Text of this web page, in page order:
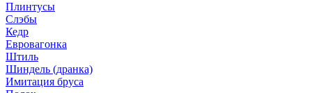
Плинтусы
Слэбы
Кедр
Евровагонка
Штиль
Шиндель (дранка)
Имитация бруса